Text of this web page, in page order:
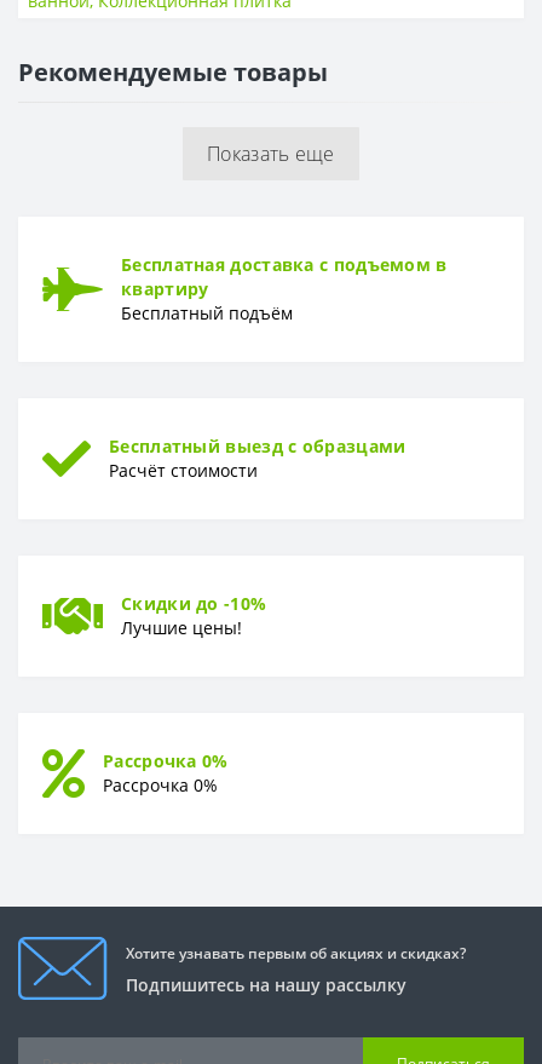
ПОВЕРХНОСТЬ
Рекомендуемые товары
Показать еще
Бесплатная доставка с подъемом в
квартиру
Бесплатный подъём
Бесплатный выезд с образцами
Расчёт стоимости
Скидки до -10%
Лучшие цены!
Рассрочка 0%
Рассрочка 0%
Хотите узнавать первым об акциях и скидках?
Подпишитесь на нашу рассылку